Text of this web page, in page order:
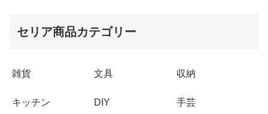
セリア商品カテゴリー
雑貨 文具 収納
キッチン DIY 手芸